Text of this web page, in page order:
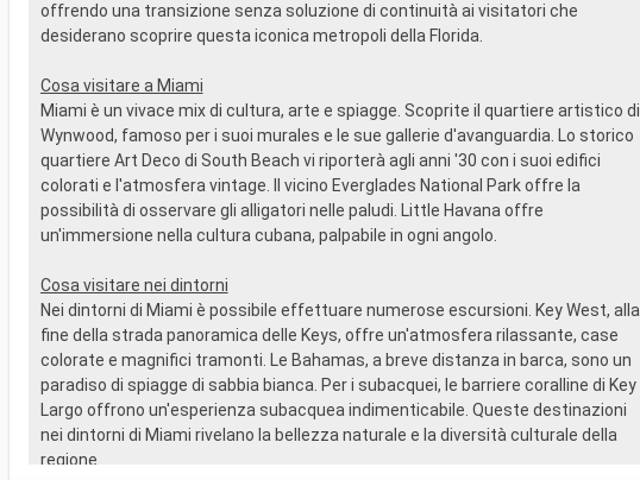
offrendo una transizione senza soluzione di continuità ai visitatori che
desiderano scoprire questa iconica metropoli della Florida.
Cosa visitare a Miami
Miami è un vivace mix di cultura, arte e spiagge. Scoprite il quartiere artistico di
Wynwood, famoso per i suoi murales e le sue gallerie d'avanguardia. Lo storico
quartiere Art Deco di South Beach vi riporterà agli anni '30 con i suoi edifici
colorati e l'atmosfera vintage. Il vicino Everglades National Park offre la
possibilità di osservare gli alligatori nelle paludi. Little Havana offre
un'immersione nella cultura cubana, palpabile in ogni angolo.
Cosa visitare nei dintorni
Nei dintorni di Miami è possibile effettuare numerose escursioni. Key West, alla
fine della strada panoramica delle Keys, offre un'atmosfera rilassante, case
colorate e magnifici tramonti. Le Bahamas, a breve distanza in barca, sono un
paradiso di spiagge di sabbia bianca. Per i subacquei, le barriere coralline di Key
Largo offrono un'esperienza subacquea indimenticabile. Queste destinazioni
nei dintorni di Miami rivelano la bellezza naturale e la diversità culturale della
regione.